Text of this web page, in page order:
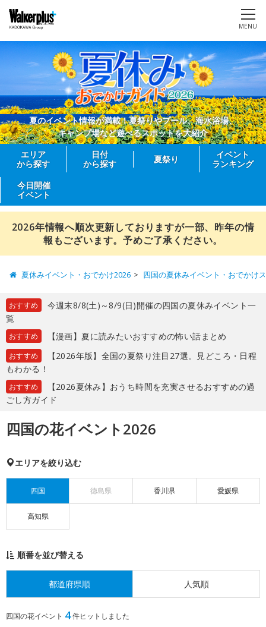
MENU
夏のイベント情報が満載！夏祭りやプール、海水浴場、
キャンプ場など遊べるスポットを大紹介
エリア
から探す
日付
から探す
夏祭り
イベント
ランキング
今日開催
イベント
2026年情報へ順次更新しておりますが一部、昨年の情
報もございます。予めご了承ください。
夏休みイベント・おでかけ2026 四国の夏休みイベント・おでかけ
おすすめ
今週末8/8(土)～8/9(日)開催の四国の夏休みイベント一
覧
おすすめ 【漫画】夏に読みたいおすすめの怖い話まとめ
おすすめ
【2026年版】全国の夏祭り注目27選。見どころ・日程
もわかる！
おすすめ
【2026夏休み】おうち時間を充実させるおすすめの過
ごし方ガイド
四国の花イベント2026
エリアを絞り込む
四国 徳島県 香川県 愛媛県
高知県
順番を並び替える
都道府県順 人気順
四国の花イベント 4件ヒットしました